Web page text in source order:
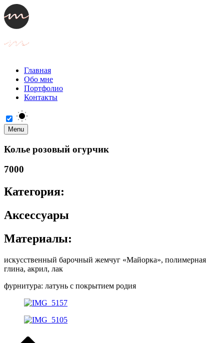
Главная
Обо мне
Портфолио
Контакты
Menu
Колье розовый огурчик
7000
Категория:
Аксессуары
Материалы:
искусственный барочный жемчуг «Майорка», полимерная
глина, акрил, лак
фурнитура: латунь с покрытием родия